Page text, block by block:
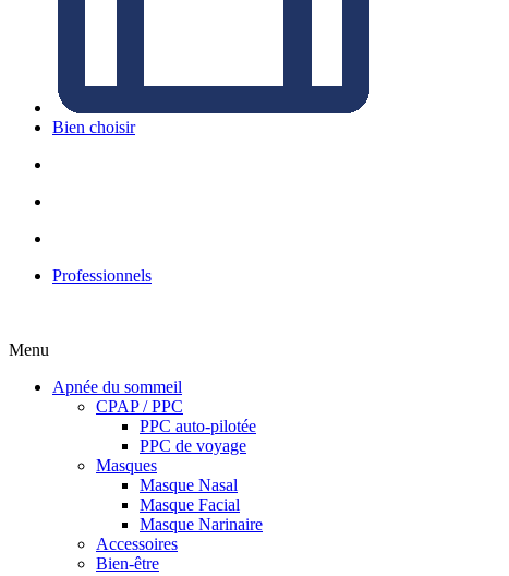
Bien choisir
Professionnels
Menu
Apnée du sommeil
CPAP / PPC
PPC auto-pilotée
PPC de voyage
Masques
Masque Nasal
Masque Facial
Masque Narinaire
Accessoires
Bien-être